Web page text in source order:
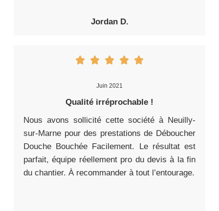
Jordan D.
Juin 2021
Qualité irréprochable !
Nous avons sollicité cette société à Neuilly-
sur-Marne pour des prestations de Déboucher
Douche Bouchée Facilement. Le résultat est
parfait, équipe réellement pro du devis à la fin
du chantier. À recommander à tout l’entourage.